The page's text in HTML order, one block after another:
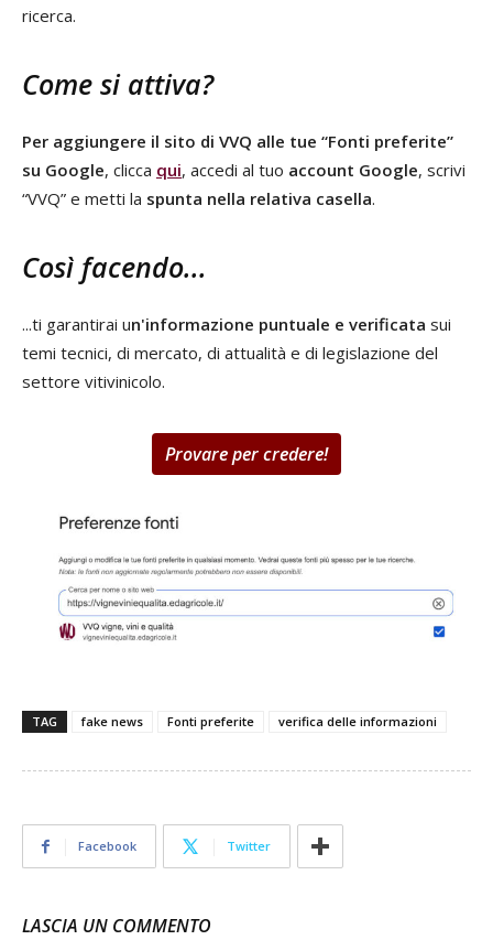
ricerca.
Come si attiva?
Per aggiungere il sito di VVQ alle tue “Fonti preferite”
su Google, clicca qui, accedi al tuo account Google, scrivi
“VVQ” e metti la spunta nella relativa casella.
Così facendo...
...ti garantirai un'informazione puntuale e verificata sui
temi tecnici, di mercato, di attualità e di legislazione del
settore vitivinicolo.
Provare per credere!
TAG fake news Fonti preferite verifica delle informazioni
Facebook Twitter
LASCIA UN COMMENTO